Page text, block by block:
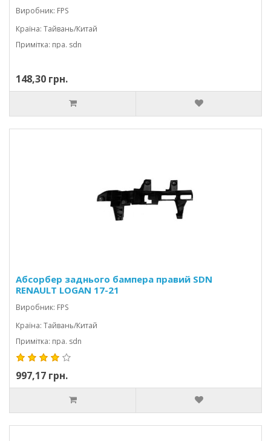
Виробник: FPS
Країна: Тайвань/Китай
Примітка: пра. sdn
148,30 грн.
Абсорбер заднього бампера правий SDN
RENAULT LOGAN 17-21
Виробник: FPS
Країна: Тайвань/Китай
Примітка: пра. sdn
997,17 грн.